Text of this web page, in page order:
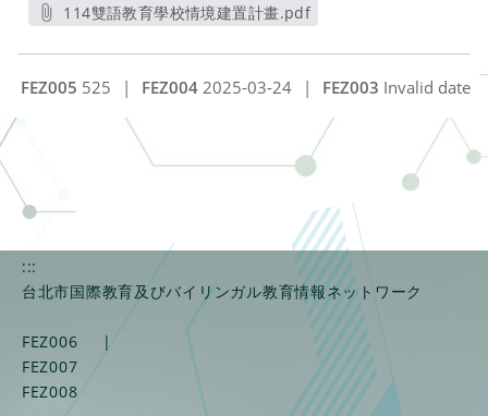
114雙語教育學校情境建置計畫.pdf
FEZ003 Invalid date
FEZ004 2025-03-24 |
FEZ005 525 |
:::
台北市国際教育及びバイリンガル教育情報ネットワーク
FEZ006
|
FEZ007
FEZ008